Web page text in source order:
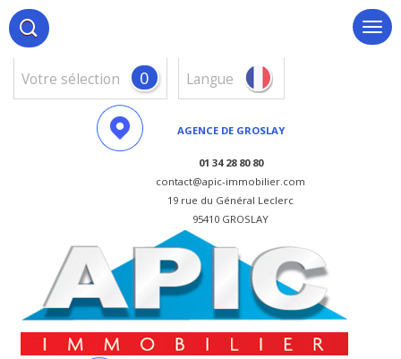
votre sélection 0 Langue
AGENCE DE GROSLAY
01 34 28 80 80
contact@apic-immobilier.com
19 rue du Général Leclerc
95410 GROSLAY